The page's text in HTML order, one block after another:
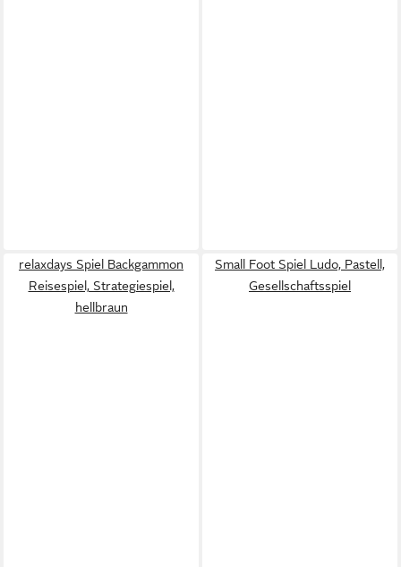
relaxdays Spiel Backgammon
Reisespiel, Strategiespiel,
hellbraun
Small Foot Spiel Ludo, Pastell,
Gesellschaftsspiel